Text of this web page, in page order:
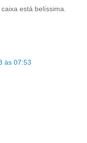
está belíssima.
às 07:53